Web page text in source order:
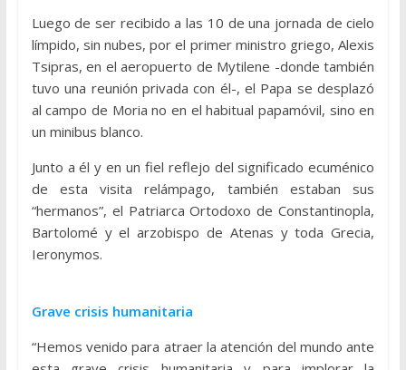
Luego de ser recibido a las 10 de una jornada de cielo
límpido, sin nubes, por el primer ministro griego, Alexis
Tsipras, en el aeropuerto de Mytilene -donde también
tuvo una reunión privada con él-, el Papa se desplazó
al campo de Moria no en el habitual papamóvil, sino en
un minibus blanco.
Junto a él y en un fiel reflejo del significado ecuménico
de esta visita relámpago, también estaban sus
“hermanos”, el Patriarca Ortodoxo de Constantinopla,
Bartolomé y el arzobispo de Atenas y toda Grecia,
Ieronymos.
Grave crisis humanitaria
“Hemos venido para atraer la atención del mundo ante